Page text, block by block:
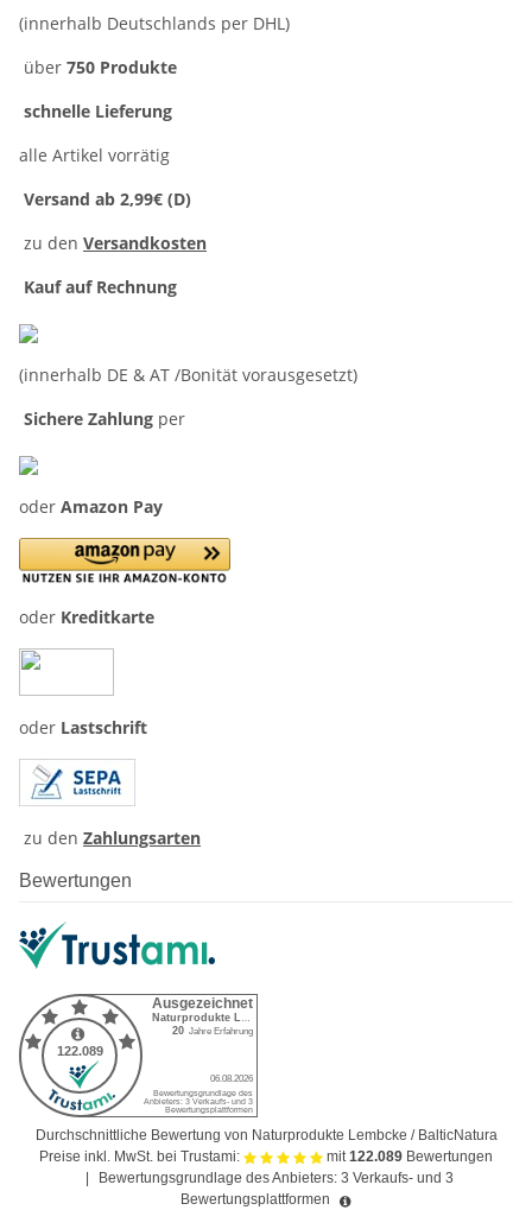
(innerhalb Deutschlands per DHL)
über 750 Produkte
schnelle Lieferung
alle Artikel vorrätig
Versand ab 2,99€ (D)
zu den Versandkosten
Kauf auf Rechnung
(innerhalb DE & AT /Bonität vorausgesetzt)
Sichere Zahlung per
oder Amazon Pay
oder Kreditkarte
oder Lastschrift
zu den Zahlungsarten
Bewertungen
Durchschnittliche Bewertung von Naturprodukte Lembcke / BalticNatura
Preise inkl. MwSt. bei Trustami:
mit122.089 Bewertungen
Bewertungsgrundlage des Anbieters: 3 Verkaufs- und 3
Bewertungsplattformen